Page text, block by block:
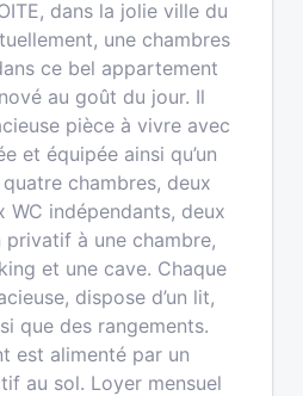
dans la jolie ville du
une chambres
ce bel appartement
au goût du jour. Il
pièce à vivre avec
et équipée ainsi qu’un
chambres, deux
WC indépendants, deux
à une chambre,
et une cave. Chaque
dispose d’un lit,
que des rangements.
est alimenté par un
au sol. Loyer mensuel